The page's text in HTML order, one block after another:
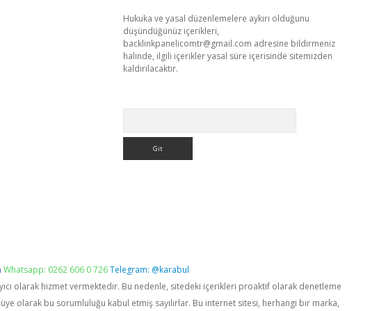
Hukuka ve yasal düzenlemelere aykırı olduğunu
düşündüğünüz içerikleri,
backlinkpanelicomtr@gmail.com adresine bildirmeniz
halinde, ilgili içerikler yasal süre içerisinde sitemizden
kaldırılacaktır.
Whatsapp: 0262 606 0 726Telegram: @karabul
olarak hizmet vermektedir. Bu nedenle, sitedeki içerikleri proaktif olarak denetleme
olarak bu sorumluluğu kabul etmiş sayılırlar. Bu internet sitesi, herhangi bir marka,